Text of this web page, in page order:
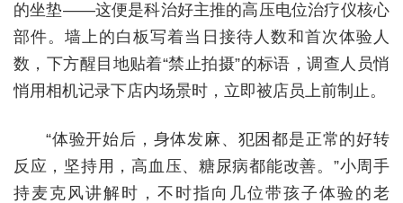
的坐垫——这便是科治好主推的高压电位治疗仪核心
部件。墙上的白板写着当日接待人数和首次体验人
数，下方醒目地贴着“禁止拍摄”的标语，调查人员悄
悄用相机记录下店内场景时，立即被店员上前制止。
“体验开始后，身体发麻、犯困都是正常的好转
反应，坚持用，高血压、糖尿病都能改善。”小周手
持麦克风讲解时，不时指向几位带孩子体验的老